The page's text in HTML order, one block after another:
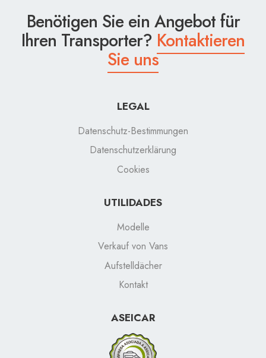
Benötigen Sie ein Angebot für
Ihren Transporter? Kontaktieren
Sie uns
LEGAL
Datenschutz-Bestimmungen
Datenschutzerklärung
Cookies
UTILIDADES
Modelle
Verkauf von Vans
Aufstelldächer
Kontakt
ASEICAR